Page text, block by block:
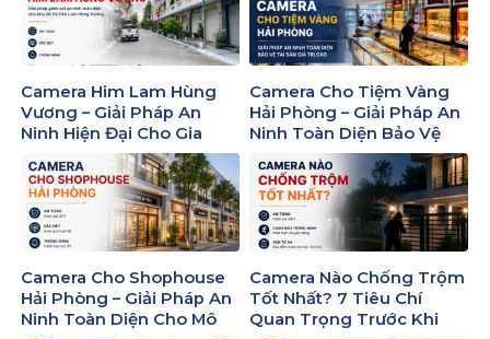
Camera Him Lam Hùng
Vương – Giải Pháp An
Ninh Hiện Đại Cho Gia
Đình Và Doanh Nghiệp
Camera Cho Tiệm Vàng
Hải Phòng – Giải Pháp An
Ninh Toàn Diện Bảo Vệ
Tài Sản Giá Trị Cao
Camera Cho Shophouse
Hải Phòng – Giải Pháp An
Ninh Toàn Diện Cho Mô
Camera Nào Chống Trộm
Tốt Nhất? 7 Tiêu Chí
Quan Trọng Trước Khi